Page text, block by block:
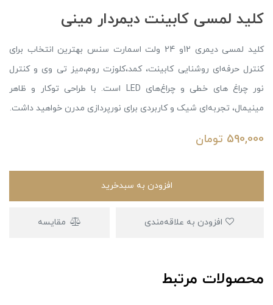
کلید لمسی کابینت دیمردار مینی
کلید لمسی دیمری 12و 24 ولت اسمارت سنس بهترین انتخاب برای
کنترل حرفه‌ای روشنایی کابینت، کمد،کلوزت روم،میز تی وی و کنترل
نور چراغ های خطی و چراغ‌های LED است. با طراحی توکار و ظاهر
مینیمال، تجربه‌ای شیک و کاربردی برای نورپردازی مدرن خواهید داشت.
590,000 تومان
افزودن به سبدخرید
مقایسه
محصولات مرتبط